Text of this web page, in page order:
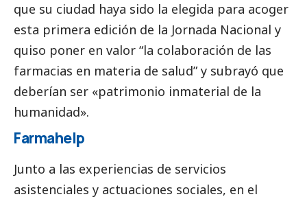
que su ciudad haya sido la elegida para acoger
esta primera edición de la Jornada Nacional y
quiso poner en valor “la colaboración de las
farmacias en materia de salud” y subrayó que
deberían ser «patrimonio inmaterial de la
humanidad».
Farmahelp
Junto a las experiencias de servicios
asistenciales y actuaciones sociales, en el